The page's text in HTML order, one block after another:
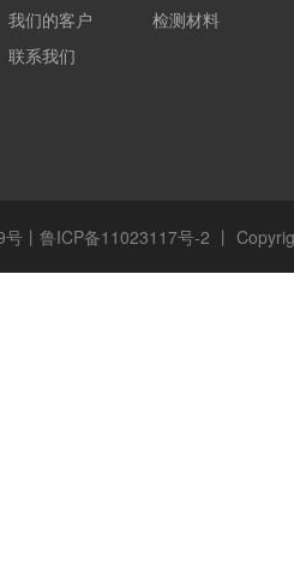
我们的客户
联系我们
检测材料
号 丨 鲁ICP备11023117号-2 丨